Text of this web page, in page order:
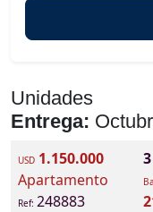
Unidades
Entrega:
USD 1.150.000
Apartamento
Ref: 248883